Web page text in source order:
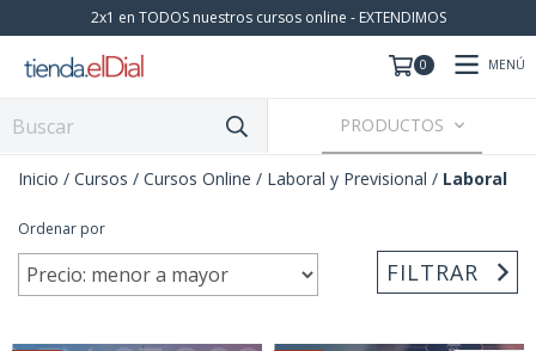
2x1 en TODOS nuestros cursos online - EXTENDIMOS
0 MENÚ
PRODUCTOS
Inicio / Cursos / Cursos Online / Laboral y Previsional / Laboral
Ordenar por
FILTRAR